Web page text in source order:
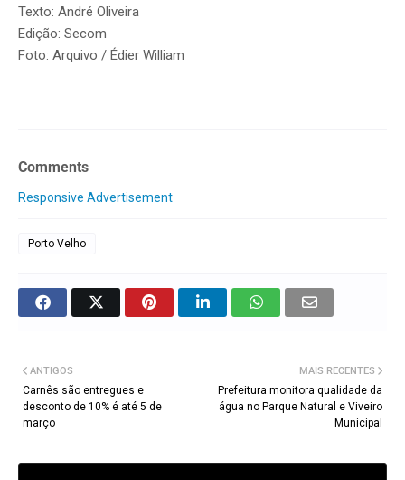
Texto: André Oliveira
Edição: Secom
Foto: Arquivo / Édier William
Comments
Responsive Advertisement
Porto Velho
MAIS RECENTES
Prefeitura monitora qualidade da
água no Parque Natural e Viveiro
Municipal
ANTIGOS
Carnês são entregues e
desconto de 10% é até 5 de
março